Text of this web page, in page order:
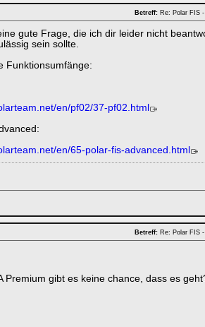
Betreff: Re: Polar FIS
gute Frage, die ich dir leider nicht
sein sollte.
Funktionsumfänge:
en/pf02/37-pf02.html
en/65-polar-fis-advanced.html
Betreff: Re: Polar FIS
Premium gibt es keine chance, dass es